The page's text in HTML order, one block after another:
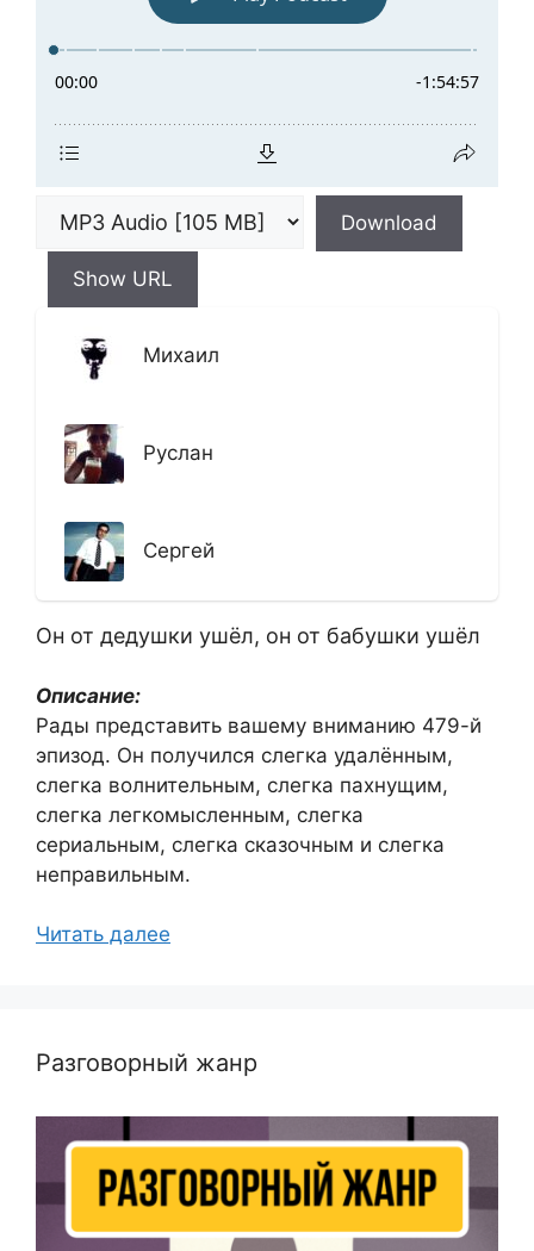
Download
Show URL
Михаил
Руслан
Сергей
Он от дедушки ушёл, он от бабушки ушёл
Описание:
Рады представить вашему вниманию 479-й
эпизод. Он получился слегка удалённым,
слегка волнительным, слегка пахнущим,
слегка легкомысленным, слегка
сериальным, слегка сказочным и слегка
неправильным.
Читать далее
Разговорный жанр